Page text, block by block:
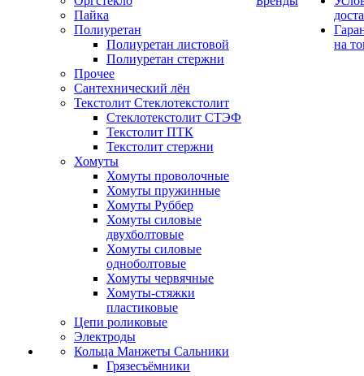
Пайка
Полиуретан
Полиуретан листовой
Полиуретан стержни
Прочее
Сантехнический лён
Текстолит Стеклотекстолит
Стеклотекстолит СТЭФ
Текстолит ПТК
Текстолит стержни
Хомуты
Хомуты проволочные
Хомуты пружинные
Хомуты Руббер
Хомуты силовые
двухболтовые
Хомуты силовые
одноболтовые
Хомуты червячные
Хомуты-стяжки
пластиковые
Цепи роликовые
Электроды
Кольца Манжеты Сальники
Грязесъёмники
на